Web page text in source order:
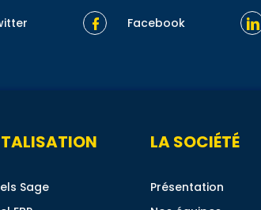
Facebook
Sage
LA SOCIÉTÉ
Présentation